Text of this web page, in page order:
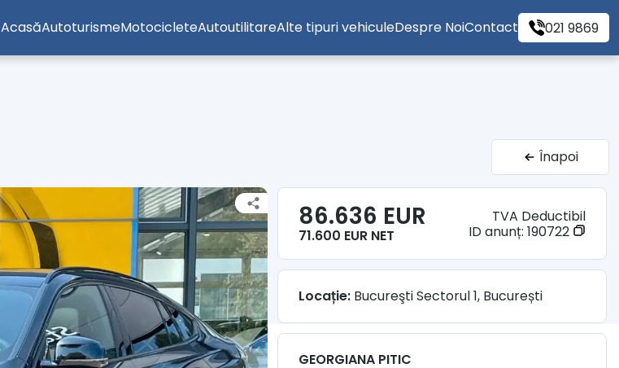
AcasăAutoturismeMotocicleteAutoutilitareAlte tipuri vehiculeDespre NoiContact 021 9869
Înapoi
86.636 EUR
71.600 EUR NET
TVA Deductibil
ID anunț: 190722
Locație: Bucureşti Sectorul 1, București
GEORGIANA PITIC